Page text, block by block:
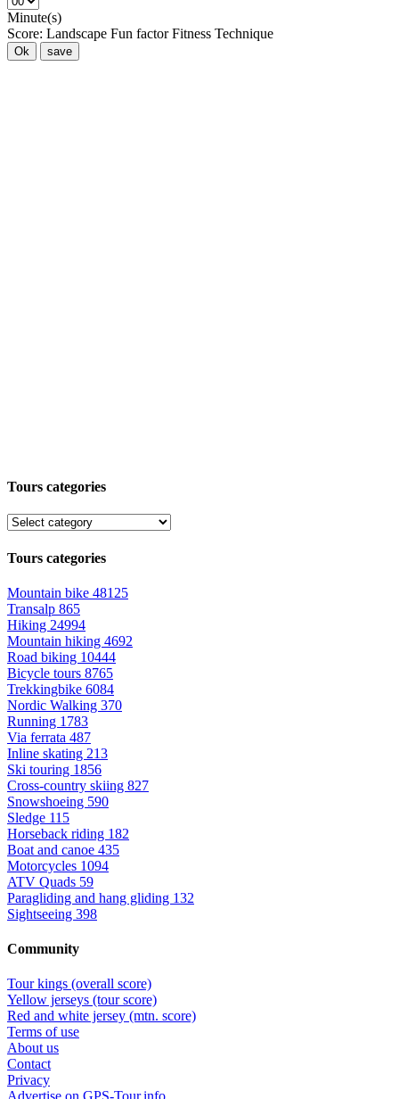
Minute(s)
Score: Landscape Fun factor Fitness Technique
Ok save
Tours categories
Tours categories
Mountain bike 48125
Transalp 865
Hiking 24994
Mountain hiking 4692
Road biking 10444
Bicycle tours 8765
Trekkingbike 6084
Nordic Walking 370
Running 1783
Via ferrata 487
Inline skating 213
Ski touring 1856
Cross-country skiing 827
Snowshoeing 590
Sledge 115
Horseback riding 182
Boat and canoe 435
Motorcycles 1094
ATV Quads 59
Paragliding and hang gliding 132
Sightseeing 398
Community
Tour kings (overall score)
Yellow jerseys (tour score)
Red and white jersey (mtn. score)
Terms of use
About us
Contact
Privacy